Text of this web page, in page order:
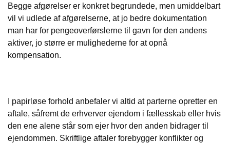
Begge afgørelser er konkret begrundede, men umiddelbart
vil vi udlede af afgørelserne, at jo bedre dokumentation
man har for pengeoverførslerne til gavn for den andens
aktiver, jo større er mulighederne for at opnå
kompensation.
I papirløse forhold anbefaler vi altid at parterne opretter en
aftale, såfremt de erhverver ejendom i fællesskab eller hvis
den ene alene står som ejer hvor den anden bidrager til
ejendommen. Skriftlige aftaler forebygger konflikter og